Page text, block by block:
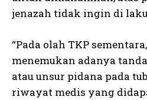
jenazah tidak ingin di
“Pada olah TKP
menemukan adanya
atau unsur pidana pada
riwayat medis yang